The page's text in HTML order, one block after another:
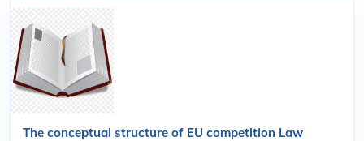
The conceptual structure of EU competition Law